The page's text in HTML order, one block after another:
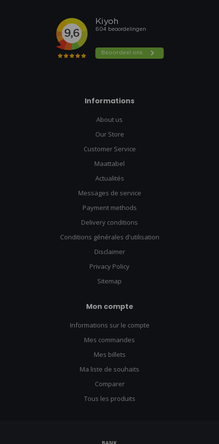
Informations
About us
Our Store
Customer Service
Maattabel
Actualités
Messages de service
Payment methods
Delivery conditions
Conditions générales d'utilisation
Disclaimer
Privacy Policy
Sitemap
Mon compte
Informations sur le compte
Mes commandes
Mes billets
Ma liste de souhaits
Comparer
Tous les produits